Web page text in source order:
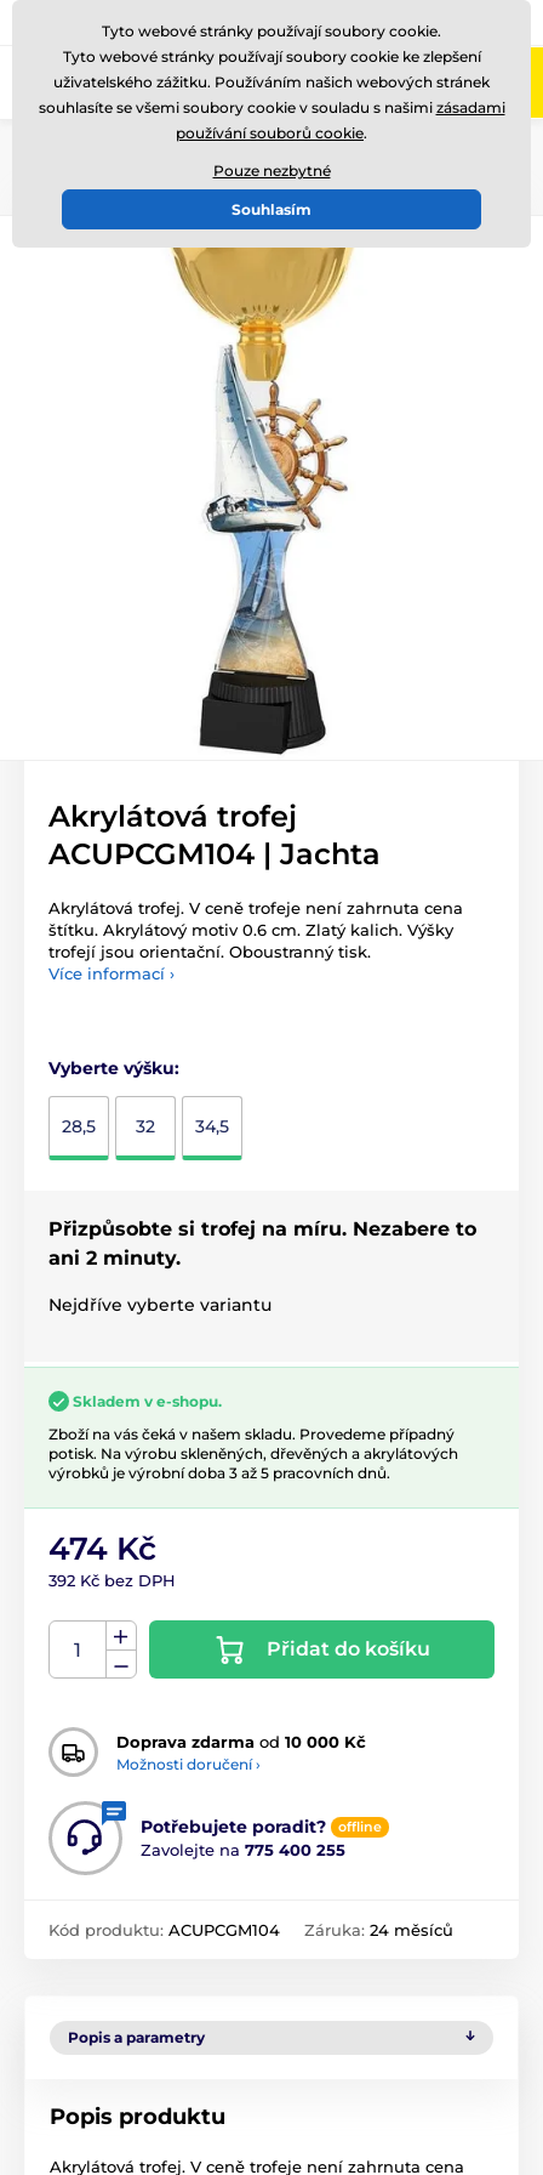
Zavolejte nám (Po-Pá 8-17)
Akrylátová trofej
ACUPCGM104 | Jachta
Akrylátová trofej. V ceně trofeje není zahrnuta cena
štítku. Akrylátový motiv 0.6 cm. Zlatý kalich. Výšky
trofejí jsou orientační. Oboustranný tisk.
Více informací ›
Vyberte výšku:
28,5 32 34,5
Přizpůsobte si trofej na míru. Nezabere to
ani 2 minuty.
Nejdříve vyberte variantu
Skladem v e-shopu.
Zboží na vás čeká v našem skladu. Provedeme případný
potisk. Na výrobu skleněných, dřevěných a akrylátových
výrobků je výrobní doba 3 až 5 pracovních dnů.
474 Kč
392 Kč bez DPH
Přidat do košíku
Doprava zdarma od 10 000 Kč
Možnosti doručení ›
Potřebujete poradit? offline
Zavolejte na 775 400 255
Kód produktu: ACUPCGM104 Záruka: 24 měsíců
Popis a parametry
Popis produktu
Akrylátová trofej. V ceně trofeje není zahrnuta cena
Tyto webové stránky používají soubory cookie.
Tyto webové stránky používají soubory cookie ke zlepšení
uživatelského zážitku. Používáním našich webových stránek
souhlasíte se všemi soubory cookie v souladu s našimi zásadami
používání souborů cookie.
Pouze nezbytné
Souhlasím